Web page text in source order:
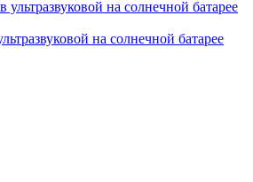
на солнечной батарее